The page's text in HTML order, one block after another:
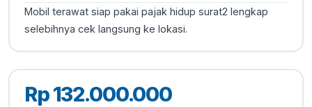
Mobil terawat siap pakai pajak hidup surat2 lengkap
selebihnya cek langsung ke lokasi.
Rp 132.000.000